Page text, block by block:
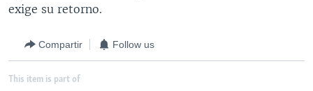
DEPORTIVO INTERNACIONAL
NOTA ECONÓMICA
exige su retorno.
Compartir Follow us
This item is part of